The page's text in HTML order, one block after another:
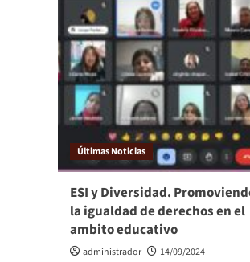
Últimas Noticias
ESI y Diversidad.
la igualdad de derechos en el
ambito educativo
administrador
14/09/2024